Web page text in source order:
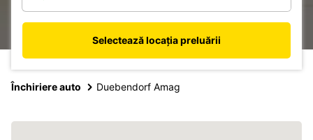
Selectează locația preluării
Închiriere auto Duebendorf Amag